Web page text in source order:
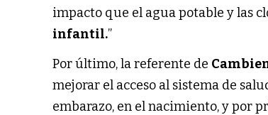
impacto que el agua potable y las
infantil.”
Por último, la referente de
mejorar el acceso al sistema de
embarazo, en el nacimiento, y por